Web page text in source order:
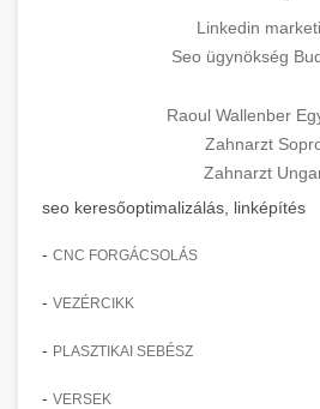
Linkedin
Seo ügynökség
Raoul Wallenber
Zahnarzt
Zahnarzt
seo keresőoptimalizálás, linképítés
- CNC FORGÁCSOLÁS
- VEZÉRCIKK
- PLASZTIKAI SEBÉSZ
- VERSEK